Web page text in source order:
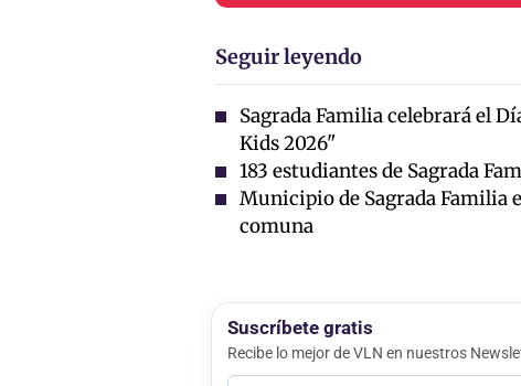
Seguir leyendo
Sagrada Familia celebrará el
Kids 2026"
183 estudiantes de Sagrada
Municipio de Sagrada Familia
comuna
Suscríbete gratis
Recibe lo mejor de VLN en nuestros